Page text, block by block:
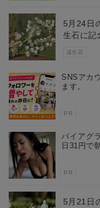
誕生花
5月24日
生石に記
SNSアカ
ます。
PR
バイアグ
日31円で
PR
5月21日